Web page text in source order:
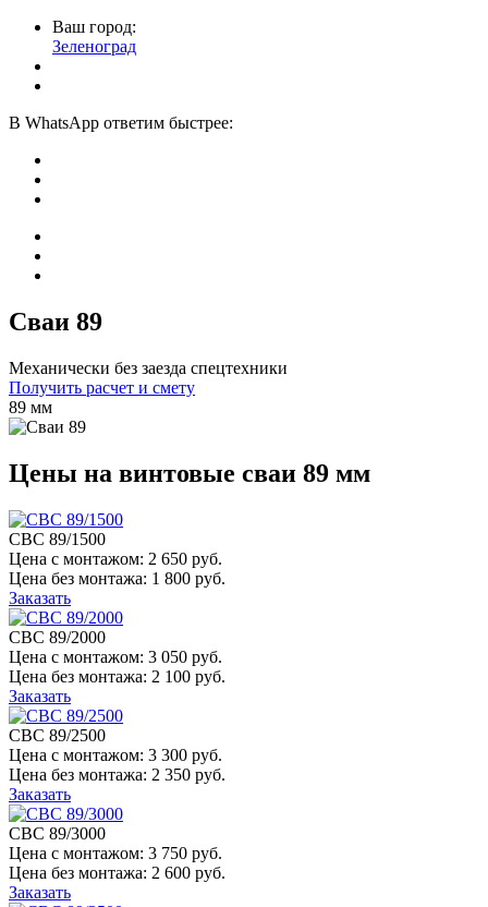
Ваш город:
Зеленоград
В WhatsApp ответим быстрее:
Сваи 89
Механически без заезда спецтехники
Получить расчет и смету
89 мм
Цены на винтовые сваи 89 мм
СВС 89/1500
Цена с монтажом: 2 650 руб.
Цена без монтажа: 1 800 руб.
Заказать
СВС 89/2000
Цена с монтажом: 3 050 руб.
Цена без монтажа: 2 100 руб.
Заказать
СВС 89/2500
Цена с монтажом: 3 300 руб.
Цена без монтажа: 2 350 руб.
Заказать
СВС 89/3000
Цена с монтажом: 3 750 руб.
Цена без монтажа: 2 600 руб.
Заказать